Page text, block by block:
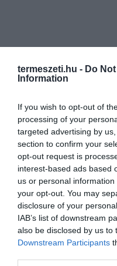
termeszeti.hu - Do
Information
If you wish to opt-out of
processing of your
targeted advertising by
section to confirm your
opt-out request is
interest-based ads based
us or personal
your opt-out. You may
disclosure of your
IAB’s list of downstream
also be disclosed by us to
Downstream Participants
Szintén egy
mi mindent
ne bántsuk a